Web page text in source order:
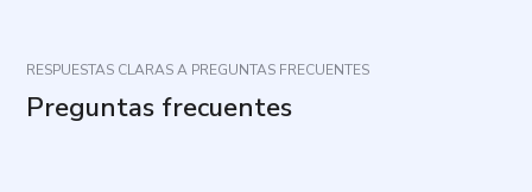
RESPUESTAS CLARAS A PREGUNTAS FRECUENTES
Preguntas frecuentes